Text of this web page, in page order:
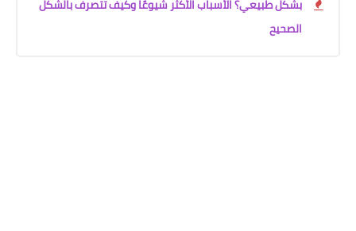
بشكل طبيعي؟ الأسباب الأكثر شيوعًا وكيف تتصرف بالشكل
الصحيح